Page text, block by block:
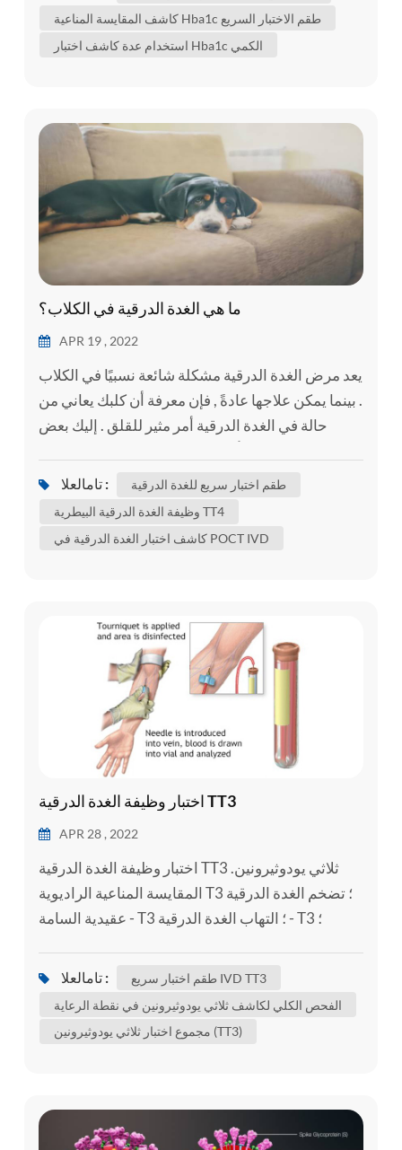
الجلوكوز المرتبطة إلى الهيموغلوبين خلال الأشهر
الثلاثة الماضية . 's متوسط ثلاثة أشهر لأن 's عادةً ما هي
كاشف المقايسة المناعية Hba1c طقم الاختبار السريع
استخدام عدة كاشف اختبار Hba1c الكمي
ما هي الغدة الدرقية في الكلاب؟
APR 19 , 2022
يعد مرض الغدة الدرقية مشكلة شائعة نسبيًا في الكلاب
. بينما يمكن علاجها عادةً , فإن معرفة أن كلبك يعاني من
حالة في الغدة الدرقية أمر مثير للقلق . إليك بعض
التي يمكن أن تؤثر على الكلاب لمساعدتك على فهم
أجل فهم مرض الغدة الدرقية , من المفيد فهم ما تفعله
تامالعلا :
طقم اختبار سريع للغدة الدرقية
وظيفة الغدة الدرقية البيطرية TT4
كاشف اختبار الغدة الدرقية في POCT IVD
اختبار وظيفة الغدة الدرقية TT3
APR 28 , 2022
اختبار وظيفة الغدة الدرقية TT3 ثلاثي يودوثيرونين.
المقايسة المناعية الراديوية T3 ؛ تضخم الغدة الدرقية
عقيدية السامة - T3 ؛ التهاب الغدة الدرقية - T3 ؛
يودوثيرونين (T3) هو هرمون الغدة الدرقية . يلعب دورًا
من العمليات التي تتحكم في معدل النشاط في الخلايا
والأنسجة) . يمكن إجراء مجموعة اختبار معملية كاملة
تامالعلا :
طقم اختبار سريع IVD TT3
الفحص الكلي لكاشف ثلاثي يودوثيرونين في نقطة الرعاية
مجموع اختبار ثلاثي يودوثيرونين (TT3)